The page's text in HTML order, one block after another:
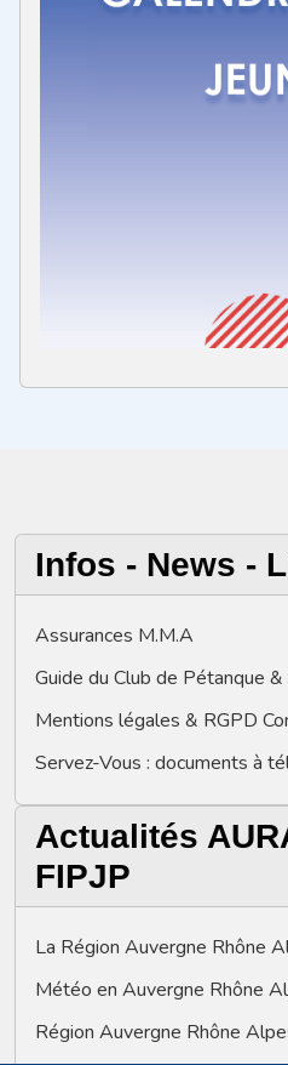
Infos - News -
Assurances M.M.A
Guide du Club de Pétanque
Mentions légales & RGPD
Servez-Vous : documents à
Actualités
FIPJP
La Région Auvergne Rhône
Météo en Auvergne Rhône
Région Auvergne Rhône